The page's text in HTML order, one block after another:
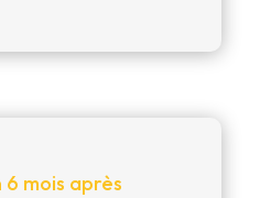
mois après